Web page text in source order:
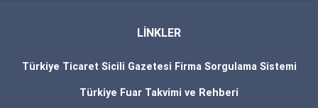
LİNKLER
Türkiye Ticaret Sicili Gazetesi Firma Sorgulama Sistemi
Türkiye Fuar Takvimi ve Rehberi